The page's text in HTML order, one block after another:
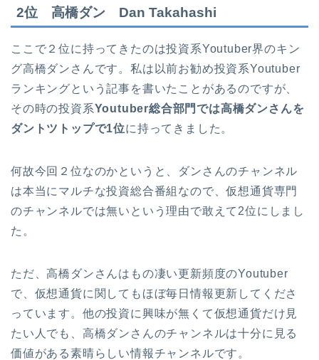
2位 高橋ダン Dan Takahashi
ここで２位に持ってきたのは投資系Youtuber界のキン
グ高橋ダンさんです。私は以前お勧め投資系Youtuber
ランキングという記事を書いたことがあるのですが、
その時の投資系Youtuber総合部門では高橋ダンさんを
ダントツトップで1位に持ってきました。
何故今回２位なのかというと、ダンさんのチャンネル
は本当にマルチな投資総合番組なので、仮想通貨専門
のチャンネルでは無いという理由で敢えて2位にしまし
た。
ただ、高橋ダンさんはもの凄い更新頻度のYoutuber
で、仮想通貨に関してもほぼ毎日情報更新してくださ
っています。他の投資に興味が無くて仮想通貨だけ見
たい人でも、高橋ダンさんのチャンネルは十分に見る
価値がある素晴らしい情報チャンネルです。